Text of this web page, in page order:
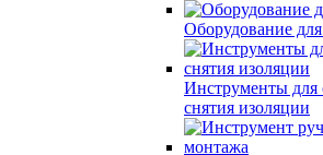
Оборудование
Инструменты для
снятия изоляции